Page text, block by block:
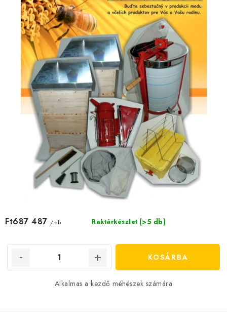
Raktárkészlet (>5 db)
Ft687 487 / db
KOSÁRBA
Alkalmas a kezdő méhészek számára